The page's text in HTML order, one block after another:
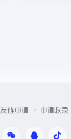
友链申请 申请收录